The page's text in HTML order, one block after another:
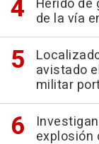
Herido
de la vía
avistado
militar
explosión